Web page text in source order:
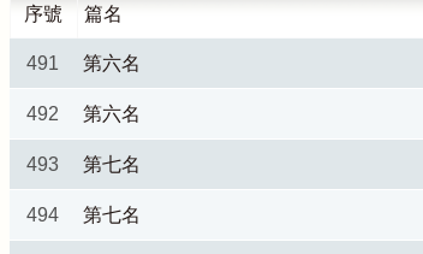
序號 篇名
491 第六名
492 第六名
493 第七名
494 第七名